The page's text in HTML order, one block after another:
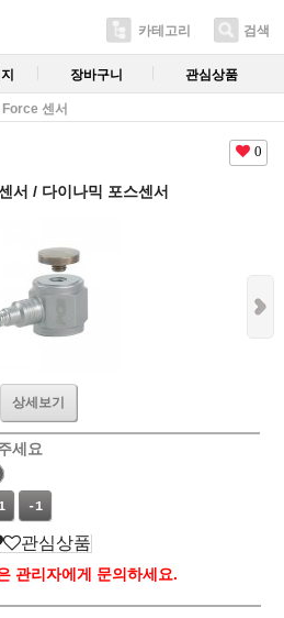
카테고리 검색
장바구니 관심상품
센서
0
서 / 다이나믹 포스센서
상세보기
세요
-1
관심상품
관리자에게 문의하세요.